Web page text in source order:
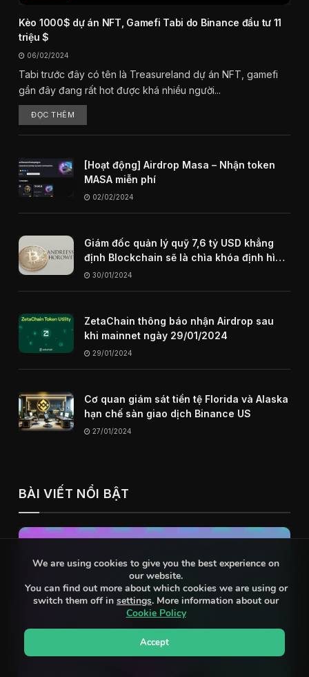
Kèo 1000$ dự án NFT, Gamefi Tabi do Binance đầu tư 11
triệu $
06/02/2024
Tabi trước đây có tên là Treasureland dự án NFT, gamefi
gần đây đang rất hot được khá nhiều người...
ĐỌC THÊM
[Hoạt động] Airdrop Masa – Nhận token
MASA miễn phí
02/02/2024
Giám đốc quản lý quỹ 7,6 tỷ USD khẳng
định Blockchain sẽ là chìa khóa định hình
internet trong tương lai
30/01/2024
ZetaChain thông báo nhận Airdrop sau
khi mainnet ngày 29/01/2024
29/01/2024
Cơ quan giám sát tiền tệ Florida và Alaska
hạn chế sàn giao dịch Binance US
27/01/2024
BÀI VIẾT NỔI BẬT
We are using cookies to give you the best experience on
our website.
You can find out more about which cookies we are using or
switch them off in settings. More information about our
Cookie Policy
Accept